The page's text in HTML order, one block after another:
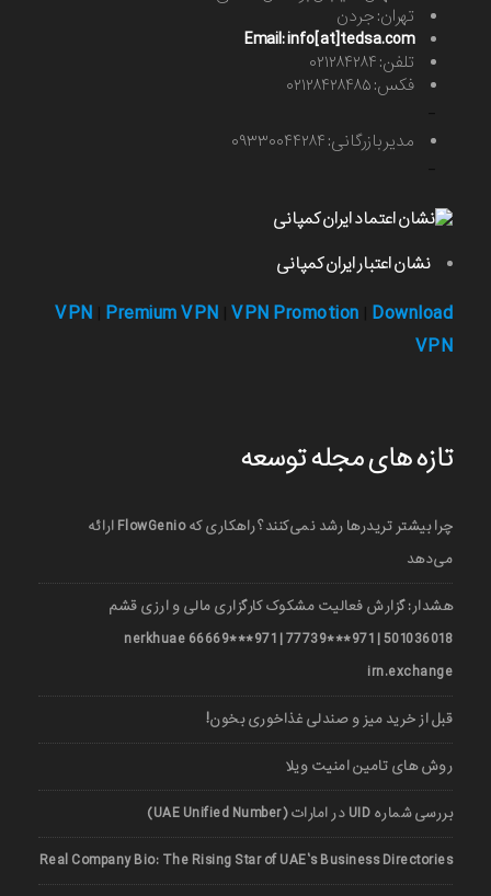
تهران: جردن
Email: info[at]tedsa.com
تلفن: ۰۲۱۲۸۴۲۸۴
فکس: ۰۲۱۲۸۴۲۸۴۸۵
مدیر بازرگانی: ۰۹۳۳۰۰۴۴۲۸۴
نشان اعتبار ایران کمپانی
VPN Premium VPN VPN Promotion Download
VPN
تازه های مجله توسعه
چرا بیشتر تریدرها رشد نمی‌کنند؟ راهکاری که FlowGenio ارائه
می‌دهد
هشدار: گزارش فعالیت مشکوک کارگزاری مالی و ارزی قشم
501036018 | 971***77739 | 971***66669 nerkhuae
irn.exchange
قبل از خرید میز و صندلی غذاخوری بخون!
روش های تامین امنیت ویلا
بررسی شماره UID در امارات (UAE Unified Number)
Real Company Bio: The Rising Star of UAE’s Business Directories